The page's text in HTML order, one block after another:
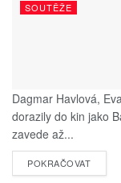
SOUTĚŽE
Dagmar Havlová,
dorazily do kin jako
zavede až...
POKRAČOVAT